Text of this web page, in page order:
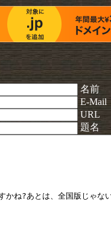
名前
E-Mail
URL
題名